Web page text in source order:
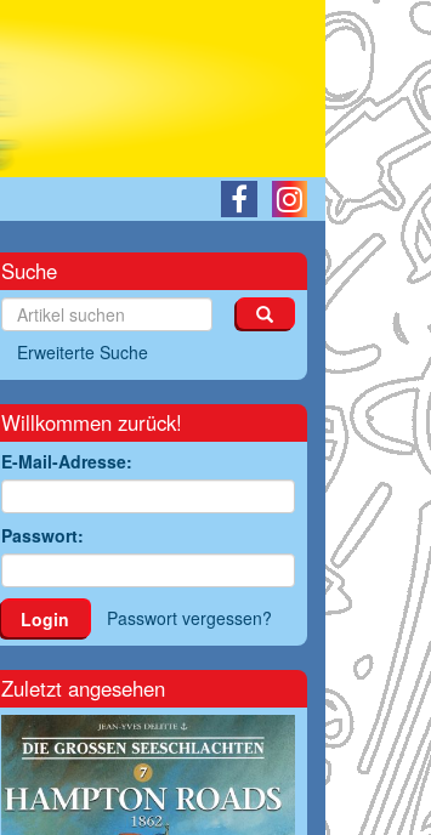
Suche
Erweiterte Suche
Willkommen zurück!
E-Mail-Adresse:
Passwort:
Login Passwort vergessen?
Zuletzt angesehen